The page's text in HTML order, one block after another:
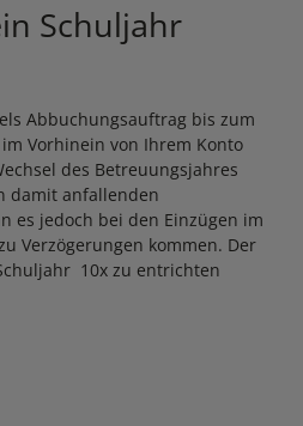
Schuljahr
Abbuchungsauftrag bis zum
Vorhinein von Ihrem Konto
des Betreuungsjahres
damit anfallenden
es jedoch bei den Einzügen im
Verzögerungen kommen. Der
10x zu entrichten